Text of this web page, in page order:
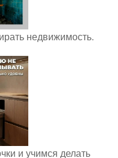
недвижимость.
и учимся делать